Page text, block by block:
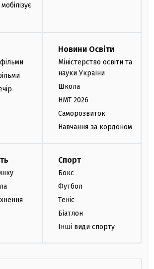
Новини Освіти
Міністерство освіти та
науки України
Школа
НМТ 2026
Саморозвиток
Навчання за кордоном
Спорт
Бокс
Футбол
Теніс
Біатлон
Інші види спорту